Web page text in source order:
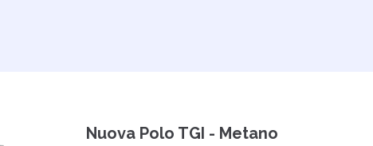
Nuova Polo TGI - Metano